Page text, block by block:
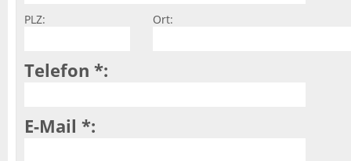
PLZ: Ort:
Telefon *:
E-Mail *: